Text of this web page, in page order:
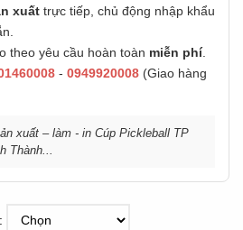
xuất trực tiếp, chủ động nhập khẩu
theo yêu cầu hoàn toàn miễn phí.
- 0949920008 (Giao hàng
xuất – làm - in Cúp Pickleball TP
Thành...